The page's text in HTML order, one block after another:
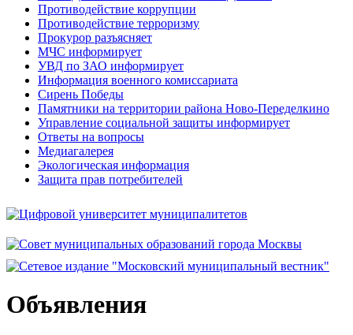
Противодействие коррупции
Противодействие терроризму
Прокурор разъясняет
МЧС информирует
УВД по ЗАО информирует
Информация военного комиссариата
Сирень Победы
Памятники на территории района Ново-Переделкино
Управление социальной защиты информирует
Ответы на вопросы
Медиагалерея
Экологическая информация
Защита прав потребителей
Объявления